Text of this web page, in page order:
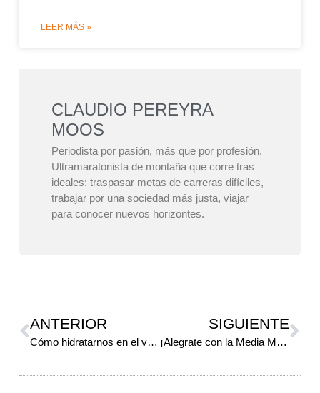
LEER MÁS »
CLAUDIO PEREYRA
MOOS
Periodista por pasión, más que por profesión.
Ultramaratonista de montaña que corre tras
ideales: traspasar metas de carreras difíciles,
trabajar por una sociedad más justa, viajar
para conocer nuevos horizontes.
ANTERIOR
Cómo hidratarnos en el verano
SIGUIENTE
¡Alegrate con la Media Maratón Mendoza!